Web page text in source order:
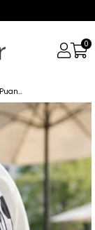
0
Kırık Beyaz Puan Bantlı Şapka Bone